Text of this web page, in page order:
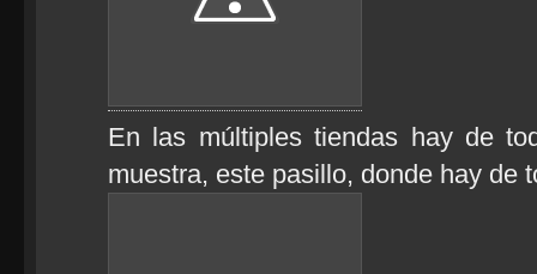
En las múltiples tiendas hay de
muestra, este pasillo, donde hay de